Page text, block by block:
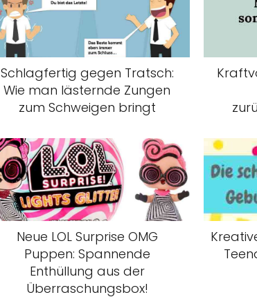
Schlagfertig gegen Tratsch:
Wie man lästernde Zungen
zum Schweigen bringt
Neue LOL Surprise OMG
Puppen: Spannende
Enthüllung aus der
Überraschungsbox!